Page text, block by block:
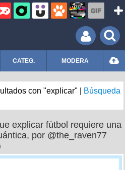
CATEG. MODERA
con "explicar" |
Búsqueda
explicar fútbol requiere una
por @the_raven77